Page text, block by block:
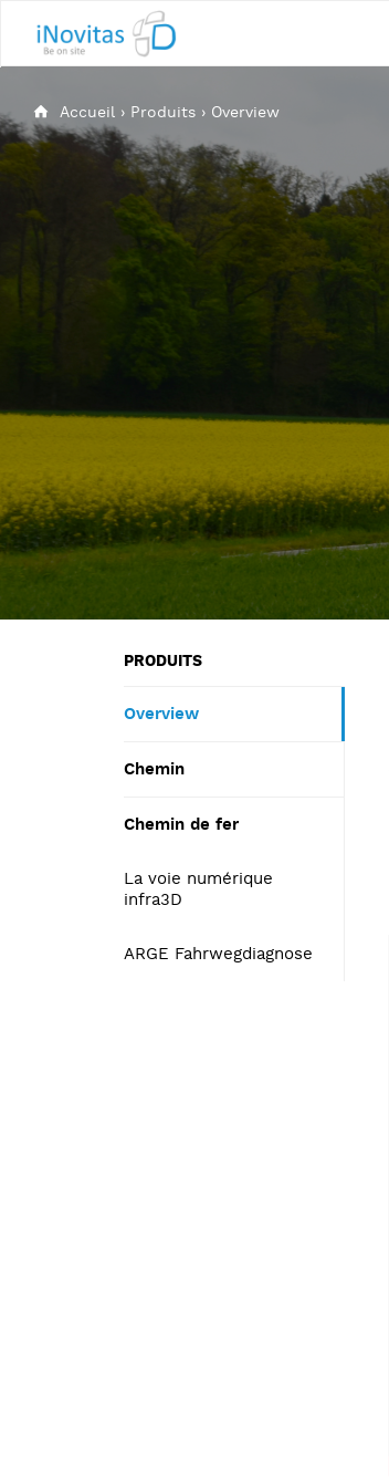
Accueil › Produits › Overview
PRODUITS
Overview
Chemin
Chemin de fer
La voie numérique
infra3D
ARGE Fahrwegdiagnose